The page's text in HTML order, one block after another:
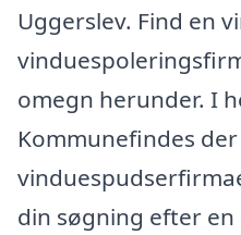
Uggerslev. Find en
omegn herunder. I
Kommunefindes
din søgning efter en